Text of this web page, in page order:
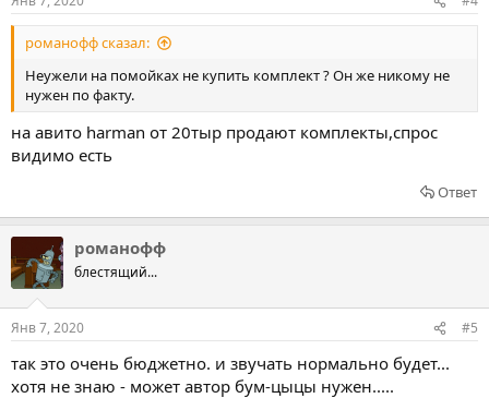
романофф сказал:
Неужели на помойках не купить комплект ? Он же никому не
нужен по факту.
на авито harman от 20тыр продают комплекты,спрос
видимо есть
Ответ
романофф
блестящий...
Янв 7, 2020 #5
так это очень бюджетно. и звучать нормально будет...
хотя не знаю - может автор бум-цыцы нужен.....